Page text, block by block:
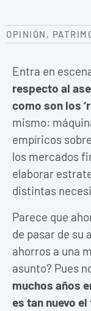
OPINIÓN ,
Entra en
respecto al
como son los
mismo:
empíricos
los mercados
elaborar
distintas
Parece que
de pasar de su
ahorros a una
asunto? Pues
muchos años
es tan nuevo el